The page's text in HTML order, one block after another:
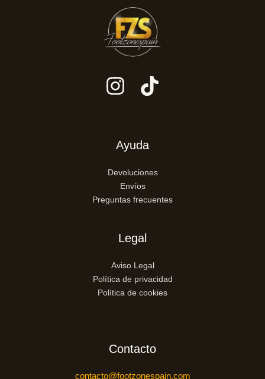
Ayuda
Devoluciones
Envíos
Preguntas frecuentes
Legal
Aviso Legal
Política de privacidad
Política de cookies
Contacto
contacto@footzonespain.com